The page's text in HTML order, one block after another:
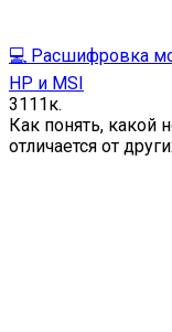
💻 Расшифровка
HP и MSI
3111к.
Как понять, какой
отличается от